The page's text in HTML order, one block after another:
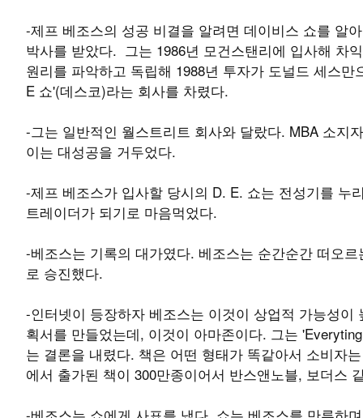
-제프 베조스의 성공 비결을 알려면 데이비스 쇼를 알
박사를 받았다. 그는 1986년 모건스탠리에 입사해 차
원리를 파악하고 독립해 1988년 투자가 도널드 세스
E 쇼'(데스코)라는 회사를 차렸다.
-그는 일반적인 월스트리트 회사와 달랐다. MBA 소지
이는 대성공을 거두었다.
-제프 베조스가 입사할 당시의 D. E. 쇼는 전성기를 누
트레이더가 되기로 마음먹었다.
-베조스는 기록의 대가였다. 베조스는 순간순간 떠오
로 승진했다.
-인터넷이 등장하자 베조스는 이것이 상업적 가능성
획서를 만들었는데, 이것이 아마존이다. 그는
는 결론을 내렸다. 책은 어떤 형태가 똑같아서 소비자
에서 출가된 책이 300만종이어서 반스앤노블, 보더스